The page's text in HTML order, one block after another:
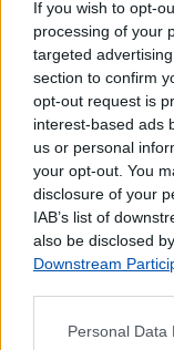
If you wish to opt-
processing of your
targeted
section to confirm
opt-out request is
interest-based ads
us or personal
your opt-out. You
disclosure of your
IAB’s list of
also be disclosed
Downstream
Personal Data
Pagamento
Pagamento
Pagamento
Pagamento
Pagamento
Seguros
Seguros
Western
Outros
Bilhetes
CDs e DVDs